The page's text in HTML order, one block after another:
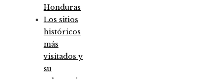
Honduras
Los sitios
históricos
más
visitados y
su